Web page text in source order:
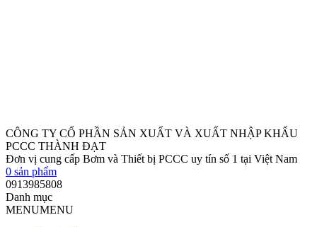
CÔNG TY CỔ PHẦN SẢN XUẤT VÀ XUẤT NHẬP KHẨU
PCCC THÀNH ĐẠT
Đơn vị cung cấp Bơm và Thiết bị PCCC uy tín số 1 tại Việt Nam
0 sản phẩm
0913985808
Danh mục
MENUMENU